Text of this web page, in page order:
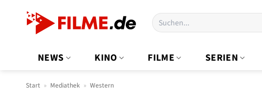
Suchen
nach:
NEWS KINO FILME SERIEN
Start » Mediathek » Western